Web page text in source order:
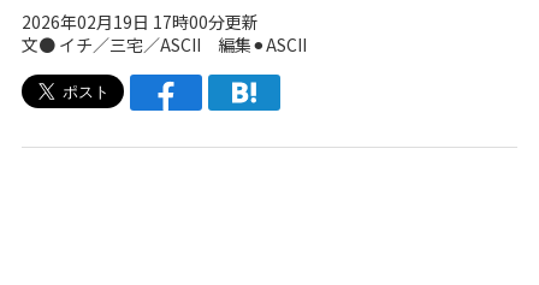
2026年02月19日 17時00分更新
文● イチ／三宅／ASCII 編集⚫︎ASCII